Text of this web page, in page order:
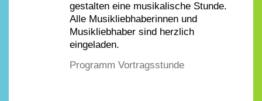
gestalten eine musikalische Stunde.
Alle Musikliebhaberinnen und
Musikliebhaber sind herzlich
eingeladen.
Programm Vortragsstunde